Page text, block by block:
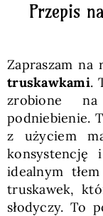
Przepis
Zapraszam na
truskawkami.
zrobione
podniebienie.
z użyciem
konsystencję
idealnym
truskawek,
słodyczy. To